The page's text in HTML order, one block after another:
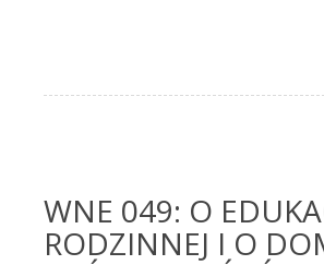
WNE 049: O
RODZINNEJ I O